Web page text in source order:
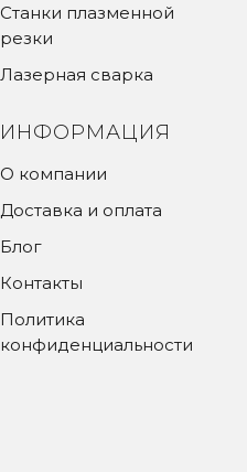
Станки плазменной
резки
Лазерная сварка
ИНФОРМАЦИЯ
О компании
Доставка и оплата
Блог
Контакты
Политика
конфиденциальности